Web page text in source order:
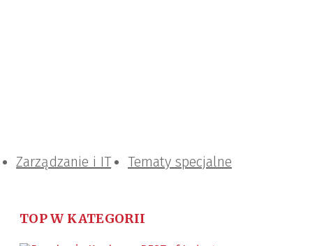
Zarządzanie i IT Tematy specjalne
TOP W KATEGORII